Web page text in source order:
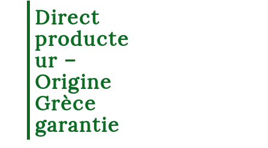
Direct
producte
ur –
Origine
Grèce
garantie